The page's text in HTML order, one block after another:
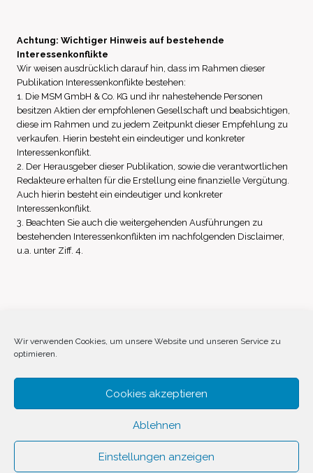
Wir verwenden Cookies, um unsere Website und unseren Service zu
optimieren.
Cookies akzeptieren
Ablehnen
Einstellungen anzeigen
Achtung: Wichtiger Hinweis auf bestehende
Interessenkonflikte
Wir weisen ausdrücklich darauf hin, dass im Rahmen dieser
Publikation Interessenkonflikte bestehen:
1. Die MSM GmbH & Co. KG und ihr nahestehende Personen
besitzen Aktien der empfohlenen Gesellschaft und beabsichtigen,
diese im Rahmen und zu jedem Zeitpunkt dieser Empfehlung zu
verkaufen. Hierin besteht ein eindeutiger und konkreter
Interessenkonflikt.
2. Der Herausgeber dieser Publikation, sowie die verantwortlichen
Redakteure erhalten für die Erstellung eine finanzielle Vergütung.
Auch hierin besteht ein eindeutiger und konkreter
Interessenkonflikt.
3. Beachten Sie auch die weitergehenden Ausführungen zu
bestehenden Interessenkonflikten im nachfolgenden Disclaimer,
u.a. unter Ziff. 4.
Impressum Datenschutz
Disclaimer
© 2026 Invest Inside by